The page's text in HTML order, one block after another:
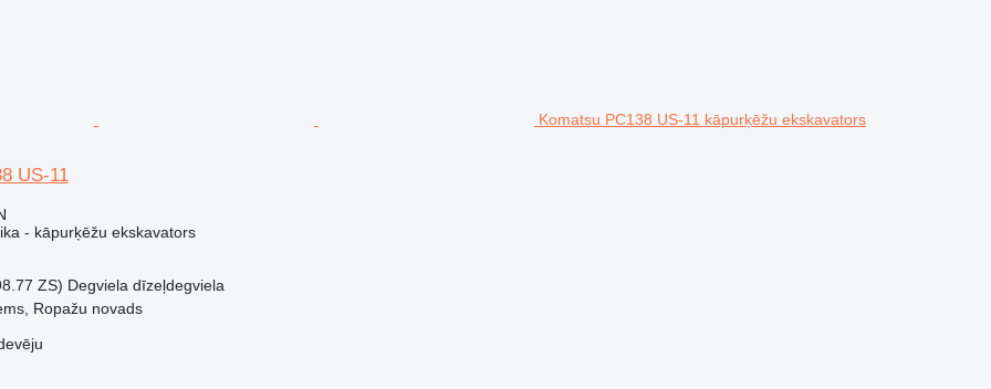
Komatsu PC138 US-11 kāpurķēžu ekskavators
US-11
- kāpurķēžu ekskavators
ZS) Degviela dīzeļdegviela
Ropažu novads